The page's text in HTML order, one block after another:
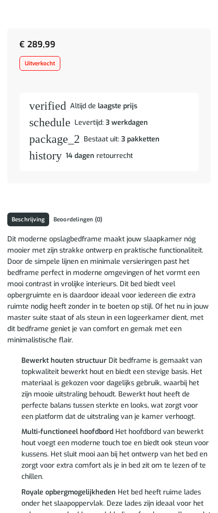
€ 289,99
Uitverkocht
verified Altijd de laagste prijs
schedule Levertijd: 3 werkdagen
package_2 Bestaat uit: 3 pakketten
history 14 dagen retourrecht
Beschrijving Beoordelingen (0)
Dit moderne opslagbedframe maakt jouw slaapkamer nóg
mooier met zijn strakke ontwerp en praktische functionaliteit.
Door de simpele lijnen en minimale versieringen past het
bedframe perfect in moderne omgevingen of het vormt een
mooi contrast in vrolijke interieurs. Dit bed biedt veel
opbergruimte en is daardoor ideaal voor iedereen die extra
ruimte nodig heeft zonder in te boeten op stijl. Of het nu in jouw
master suite staat of als steun in een logeerkamer dient, met
dit bedframe geniet je van comfort en gemak met een
minimalistische flair.
Bewerkt houten structuurDit bedframe is gemaakt van
topkwaliteit bewerkt hout en biedt een stevige basis. Het
materiaal is gekozen voor dagelijks gebruik, waarbij het
zijn mooie uitstraling behoudt. Bewerkt hout heeft de
perfecte balans tussen sterkte en looks, wat zorgt voor
een platform dat de uitstraling van je kamer verhoogt.
Multi-functioneel hoofdbordHet hoofdbord van bewerkt
hout voegt een moderne touch toe en biedt ook steun voor
kussens. Het sluit mooi aan bij het ontwerp van het bed en
zorgt voor extra comfort als je in bed zit om te lezen of te
chillen.
Royale opbergmogelijkheden Het bed heeft ruime lades
onder het slaapoppervlak. Deze lades zijn ideaal voor het